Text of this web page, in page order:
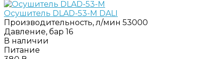
Осушитель DLAD-53-M DALI
Производительность, л/мин 53000
Давление, бар 16
В наличии
Питание